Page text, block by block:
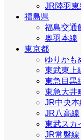
JR陸羽東
福島県
福島交通
奥羽本線
東京都
ゆりかも
東武東上
東急目黒
東急大井
JR中央本
JR八高線
東武スカ
JR常磐線